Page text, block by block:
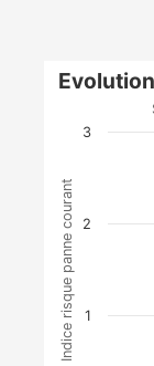
Indice risque panne courant 1
2
3